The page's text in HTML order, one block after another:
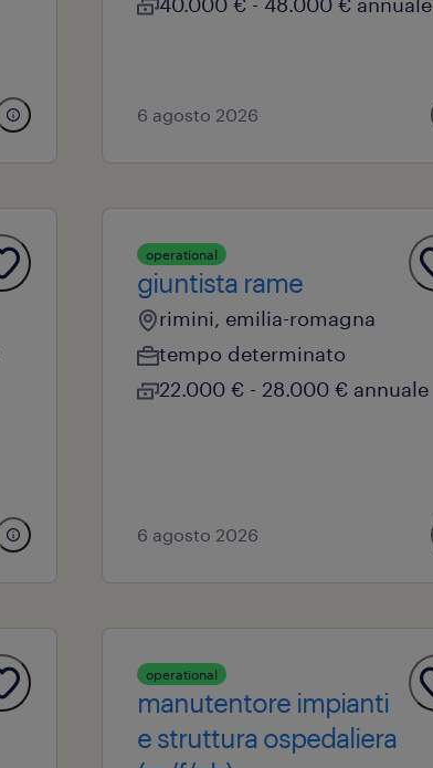
6 agosto 2026
operational
giuntista rame
rimini, emilia-romagna
tempo determinato
22.000 € - 28.000 € annuale
6 agosto 2026
operational
manutentore impianti
e struttura ospedaliera